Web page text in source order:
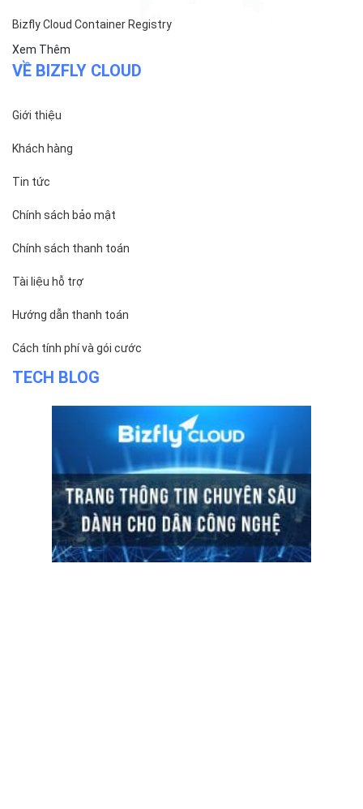
Bizfly Cloud Container Registry
Xem Thêm
VỀ BIZFLY CLOUD
Giới thiệu
Khách hàng
Tin tức
Chính sách bảo mật
Chính sách thanh toán
Tài liệu hỗ trợ
Hướng dẫn thanh toán
Cách tính phí và gói cước
TECH BLOG